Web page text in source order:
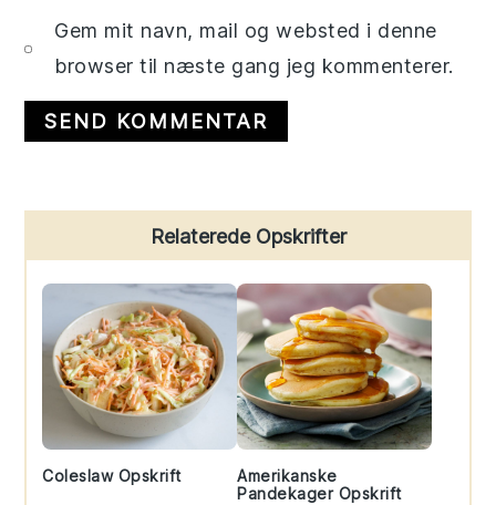
Gem mit navn, mail og websted i denne
browser til næste gang jeg kommenterer.
Sidebar
Relaterede Opskrifter
Coleslaw Opskrift
Amerikanske
Pandekager Opskrift